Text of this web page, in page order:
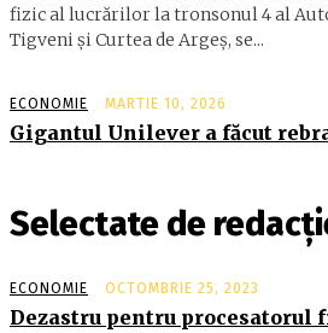
fizic al lucrărilor la tronsonul 4 al
Tigveni şi Curtea de Argeş, se...
ECONOMIE MARTIE 10, 2026
Gigantul Unilever a făcut
Selectate de
ECONOMIE OCTOMBRIE 25, 2023
Dezastru pentru procesatorul